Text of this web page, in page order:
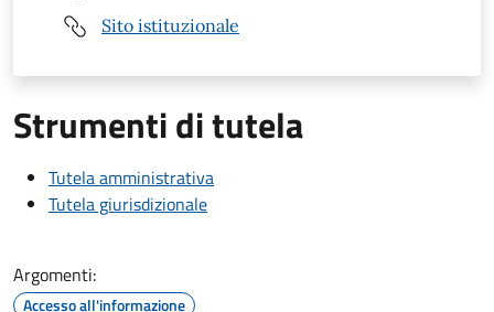
Sito istituzionale
Strumenti di tutela
Tutela amministrativa
Tutela giurisdizionale
Argomenti:
Accesso all'informazione